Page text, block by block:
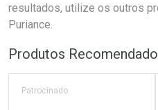
resultados, utilize os outros
Puriance.
Produtos
Patrocinado